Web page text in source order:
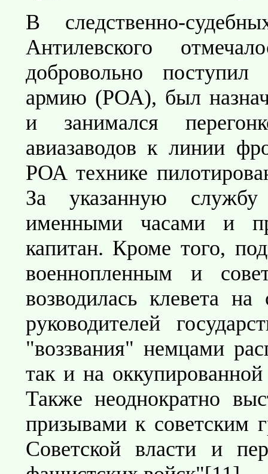
В следственно-
Антилевского
добровольно
армию (РОА), был
и занимался
авиазаводов к линии
РОА технике
За указанную
именными часами и
капитан. Кроме того,
военнопленным и
возводилась клевета на
руководителей
"воззвания" немцами
так и на
Также неоднократно
призывами к советским
Советской власти и